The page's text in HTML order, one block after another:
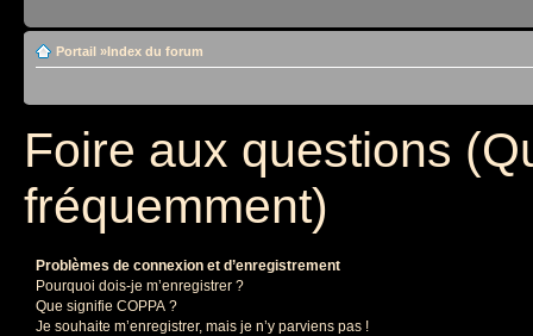
Portail »Index du forum
Foire aux questions
fréquemment)
Problèmes de connexion et d’enregistrement
Pourquoi dois-je m’enregistrer ?
Que signifie COPPA ?
Je souhaite m’enregistrer, mais je n’y parviens pas !